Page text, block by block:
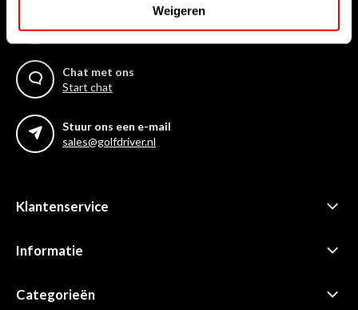
Weigeren
+31 85 06 02 099
Chat met ons
Start chat
Stuur ons een e-mail
sales@golfdriver.nl
Klantenservice
Informatie
Categorieën